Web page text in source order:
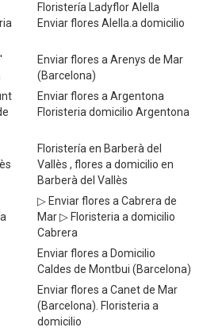
Floristería Ladyflor Alella
Enviar flores Alella.a domicilio
Enviar flores a Arenys de Mar
(Barcelona)
Enviar flores a Argentona
Floristeria domicilio Argentona
Floristería en Barberà del
Vallès , flores a domicilio en
Barberà del Vallès
▷ Enviar flores a Cabrera de
Mar ▷ Floristeria a domicilio
Cabrera
Enviar flores a Domicilio
Caldes de Montbui (Barcelona)
Enviar flores a Canet de Mar
(Barcelona). Floristeria a
domicilio